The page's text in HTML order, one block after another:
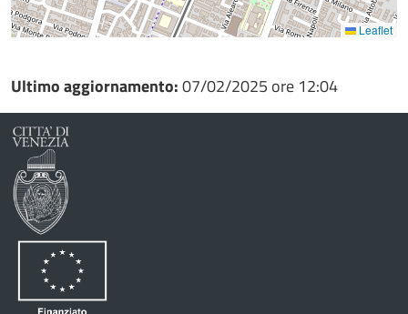
Leaflet
Ultimo aggiornamento:07/02/2025 ore 12:04